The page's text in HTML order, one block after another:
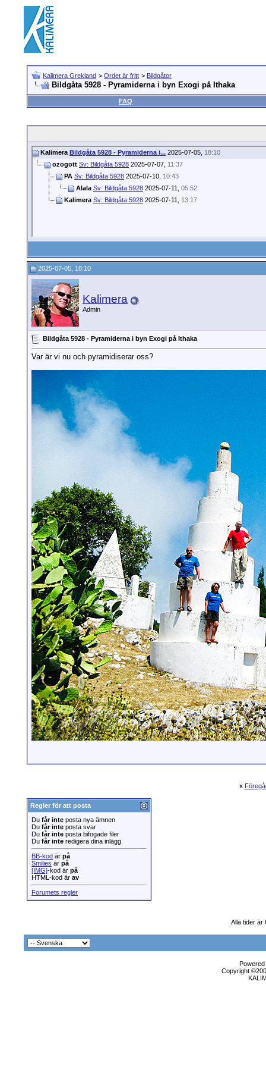
Kalimera Grekland > Ordet är fritt > Bildgåtor
Bildgåta 5928 - Pyramiderna i byn Exogi på Ithaka
FAQ
Kalimera Bildgåta 5928 - Pyramiderna i... 2025-07-05, 18:10
ozogott Sv: Bildgåta 5928 2025-07-07, 11:37
PA Sv: Bildgåta 5928 2025-07-10, 10:43
Alala Sv: Bildgåta 5928 2025-07-11, 05:52
Kalimera Sv: Bildgåta 5928 2025-07-11, 13:17
2025-07-05, 18:10
Kalimera
Admin
Bildgåta 5928 - Pyramiderna i byn Exogi på Ithaka
Var är vi nu och pyramidiserar oss?
«
Regler för att posta
Du får inte posta nya ämnen
Du får inte posta svar
Du får inte posta bifogade filer
Du får inte redigera dina inlägg
BB-kod är på
Smilies är på
[IMG]-kod är på
HTML-kod är av
Forumets regler
Alla tider är
Copyright